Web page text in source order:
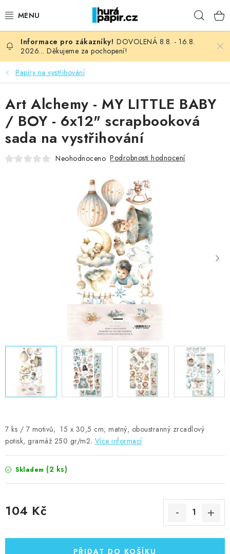
na
NOVINKY
HURÁ DÍLNA
VŠECHNO ZBOŽÍ
KNIHAŘSKÝ MATERIÁL
Moje objednávka
Oblíbené ♥️
Obchodní podmínky
Podmínky ochrany osobních údajů
Ověřování recenzí
DOVOLENÁ 8.8. - 16.8.
2026... Děkujeme za pochopení!
Papíry na vystřihování
7 ks / 7 motivů; 15 x 30,5 cm; matný, oboustranný zrcadlový
potisk, gramáž 250 gr/m2. Více informací
Skladem (2 ks)
104 Kč
PŘIDAT DO KOŠÍKU
Art Alchemy - MY LITTLE BABY
/ BOY - 6x12" scrapbooková
sada na vystřihování
Neohodnoceno Podrobnosti hodnocení